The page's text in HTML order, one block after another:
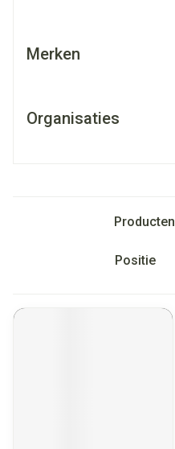
Merken
Organisaties
Producten
Sorteer op: